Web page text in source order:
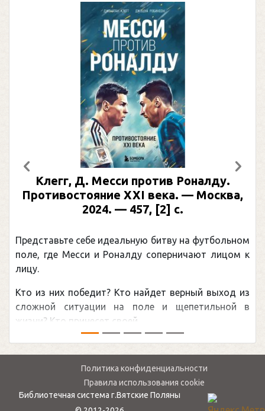
Клегг, Д. Месси против Роналду.
Противостояние XXI века. — Москва,
2024. — 457, [2] с.
Представьте себе идеальную битву на футбольном
поле, где Месси и Роналду соперничают лицом к
лицу.
Кто из них победит? Кто найдет верный выход из
сложной ситуации на поле и щепетильной в
жизни? Кто принесет своей ...
Предыдущий
Политика конфиденциальности
Правила использования cookie
Библиотечная система г.Вятские Поляны